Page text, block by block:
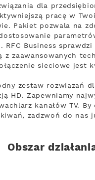
dla
pracę w
Pakiet pozwala na
RFC Business
z zaawansowanych
sieciowe jest
zestaw rozwiązań
HD. Zapewniamy
kanałów TV.
zadzwoń do nas
Obszar